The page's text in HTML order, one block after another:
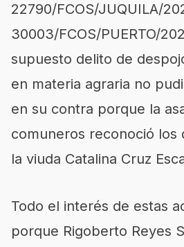
22790/FCOS/JUQUILA/
30003/FCOS/PUERTO/
supuesto delito de
en materia agraria no
en su contra porque la
comuneros reconoció los
la viuda Catalina Cruz
Todo el interés de estas
porque Rigoberto Reyes